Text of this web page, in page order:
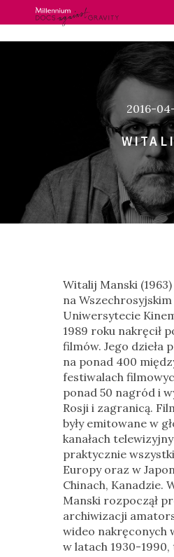
2016-
Witalij Manski
na
Uniwersytecie
1989 roku nakręcił
filmów. Jego dzieła
na ponad 400
festiwalach
ponad 50 nagród i
Rosji i zagranicą.
były emitowane w
kanałach
praktycznie
Europy oraz w
Chinach, Kanadzie.
Manski rozpoczął
archiwizacji
wideo nakręconych
w latach 1930-